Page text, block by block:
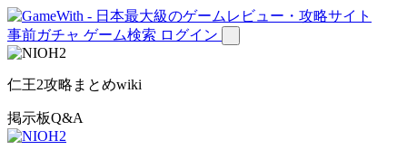
事前ガチャ ゲーム検索 ログイン
仁王2攻略まとめwiki
掲示板Q&A